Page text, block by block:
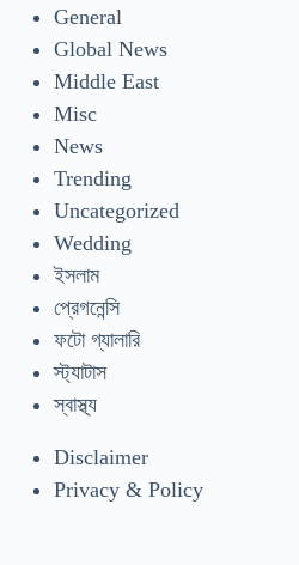
General
Global News
Middle East
Misc
News
Trending
Uncategorized
Wedding
ইসলাম
প্রেগনেন্সি
ফটো গ্যালারি
স্ট্যাটাস
স্বাস্থ্য
Disclaimer
Privacy & Policy